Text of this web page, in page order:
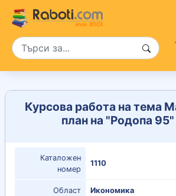
Курсова работа на тема
план на "Родопа
Каталожен
номер
1110
Област Икономика